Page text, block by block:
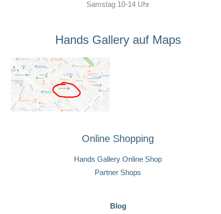
Samstag 10-14 Uhr
Hands Gallery auf Maps
Online Shopping
Hands Gallery Online Shop
Partner Shops
Blog